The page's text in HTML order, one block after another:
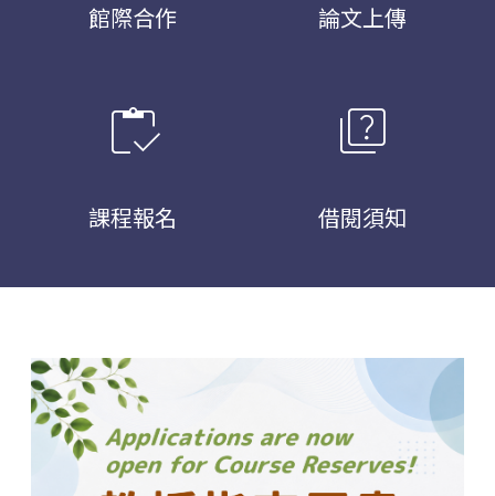
館際合作 論文上傳
inventory
課程報名
quiz
借閱須知